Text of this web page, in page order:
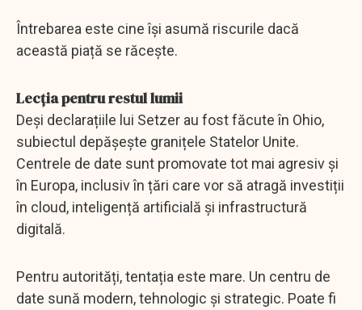
Întrebarea este cine își asumă riscurile dacă
această piață se răcește.
Lecția pentru restul lumii
Deși declarațiile lui Setzer au fost făcute în Ohio,
subiectul depășește granițele Statelor Unite.
Centrele de date sunt promovate tot mai agresiv și
în Europa, inclusiv în țări care vor să atragă investiții
în cloud, inteligență artificială și infrastructură
digitală.
Pentru autorități, tentația este mare. Un centru de
date sună modern, tehnologic și strategic. Poate fi